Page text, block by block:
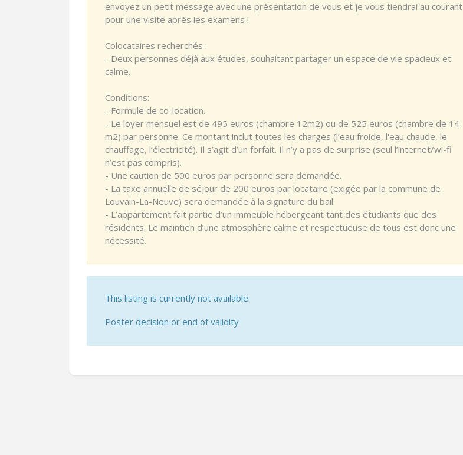
envoyez un petit message avec une présentation de vous et je vous tiendrai au courant
pour une visite après les examens !
Colocataires recherchés :
- Deux personnes déjà aux études, souhaitant partager un espace de vie spacieux et
calme.
Conditions:
- Formule de co-location.
- Le loyer mensuel est de 495 euros (chambre 12m2) ou de 525 euros (chambre de 14
m2) par personne. Ce montant inclut toutes les charges (l’eau froide, l'eau chaude, le
chauffage, l’électricité). Il s’agit d’un forfait. Il n’y a pas de surprise (seul l’internet/wi-fi
n’est pas compris).
- Une caution de 500 euros par personne sera demandée.
- La taxe annuelle de séjour de 200 euros par locataire (exigée par la commune de
Louvain-La-Neuve) sera demandée à la signature du bail.
- L’appartement fait partie d’un immeuble hébergeant tant des étudiants que des
résidents. Le maintien d’une atmosphère calme et respectueuse de tous est donc une
nécessité.
This listing is currently not available.
Poster decision or end of validity